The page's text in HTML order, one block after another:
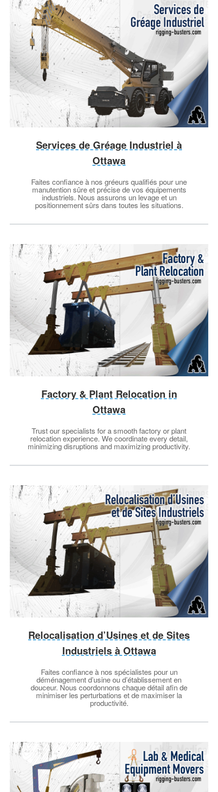
Services de Gréage Industriel à
Ottawa
Faites confiance à nos gréeurs qualifiés pour une
manutention sûre et précise de vos équipements
industriels. Nous assurons un levage et un
positionnement sûrs dans toutes les situations.
Factory & Plant Relocation in
Ottawa
Trust our specialists for a smooth factory or plant
relocation experience. We coordinate every detail,
minimizing disruptions and maximizing productivity.
Relocalisation d’Usines et de Sites
Industriels à Ottawa
Faites confiance à nos spécialistes pour un
déménagement d’usine ou d’établissement en
douceur. Nous coordonnons chaque détail afin de
minimiser les perturbations et de maximiser la
productivité.